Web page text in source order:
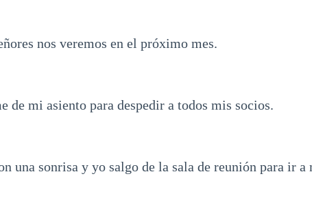
nos veremos en el próximo mes.
de mi asiento para despedir a todos mis socios.
una sonrisa y yo salgo de la sala de reunión para ir a